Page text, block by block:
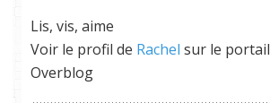
Lis, vis, aime
Voir le profil de Rachel sur le portail
Overblog